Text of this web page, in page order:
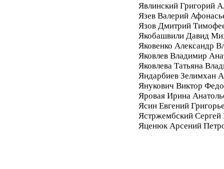
Явлинский Григорий
Язев Валерий
Язов Дмитрий
Якобашвили Давид
Яковенко Александр
Яковлев Владимир
Яковлева Татьяна
Яндарбиев Зелимхан
Янукович Виктор
Яровая Ирина
Ясин Евгений
Ястржембский
Яценюк Арсений